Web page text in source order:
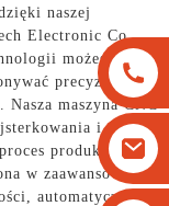
naszej
Electronic Co.,
możesz teraz
precyzyjne
maszyna CNC
i małych
produkcyjny.
w zaawansowane
automatyczny